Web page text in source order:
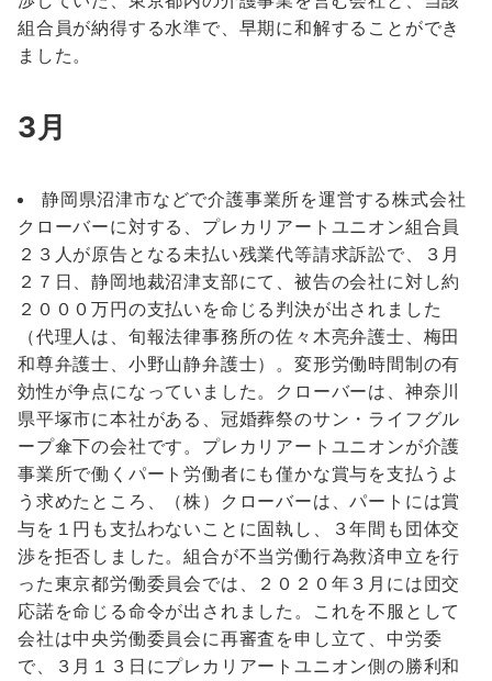
組合員が納得する水準で、早期に和解することができ
ました。
3月
静岡県沼津市などで介護事業所を運営する株式会社
クローバーに対する、プレカリアートユニオン組合員
２３人が原告となる未払い残業代等請求訴訟で、３月
２７日、静岡地裁沼津支部にて、被告の会社に対し約
２０００万円の支払いを命じる判決が出されました
（代理人は、旬報法律事務所の佐々木亮弁護士、梅田
和尊弁護士、小野山静弁護士）。変形労働時間制の有
効性が争点になっていました。クローバーは、神奈川
県平塚市に本社がある、冠婚葬祭のサン・ライフグル
ープ傘下の会社です。プレカリアートユニオンが介護
事業所で働くパート労働者にも僅かな賞与を支払うよ
う求めたところ、（株）クローバーは、パートには賞
与を１円も支払わないことに固執し、３年間も団体交
渉を拒否しました。組合が不当労働行為救済申立を行
った東京都労働委員会では、２０２０年３月には団交
応諾を命じる命令が出されました。これを不服として
会社は中央労働委員会に再審査を申し立て、中労委
で、３月１３日にプレカリアートユニオン側の勝利和